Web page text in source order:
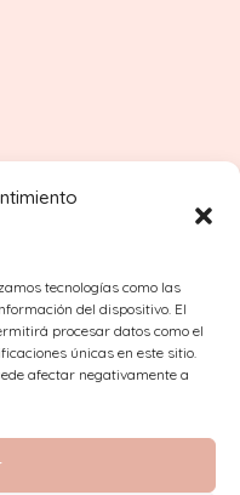
tecnologías como las
del dispositivo. El
procesar datos como el
únicas en este sitio.
afectar negativamente a